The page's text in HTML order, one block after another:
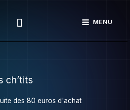
Rechercher MENU
ch’tits
des 80 euros d'achat